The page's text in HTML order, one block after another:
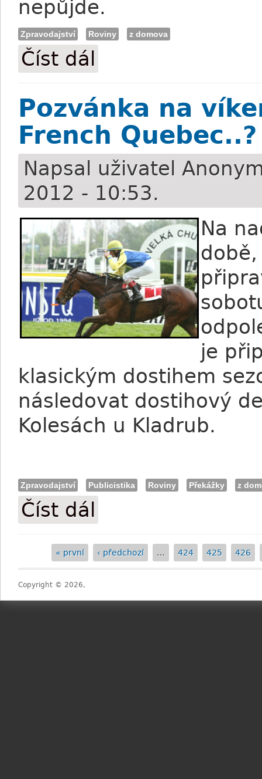
nepůjde.
Zpravodajství Roviny z domova
Číst dál
Pozvánka na
French Quebec..?
Napsal uživatel
2012 - 10:53.
Na
je
klasickým dostihem
následovat dostihový
Kolesách u Kladrub.
Zpravodajství Publicistika Roviny Překážky z
Číst dál
Stránky
« první ‹ předchozí … 424 425 426
Copyright © 2026,